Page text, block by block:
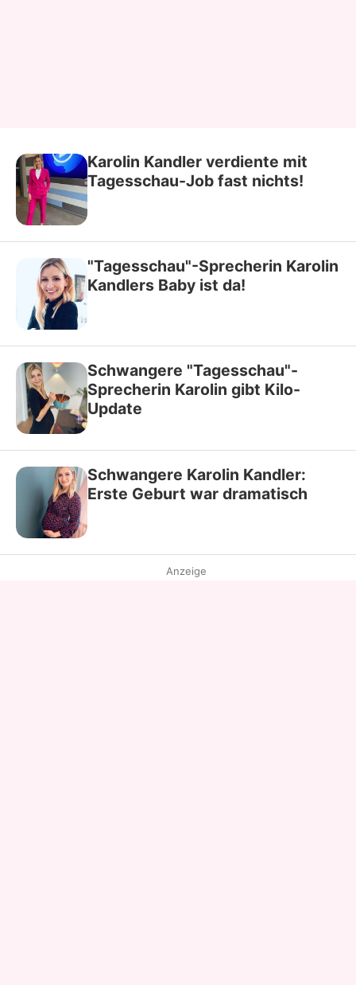
Karolin Kandler verdiente mit
Tagesschau-Job fast nichts!
"Tagesschau"-Sprecherin Karolin
Kandlers Baby ist da!
Schwangere "Tagesschau"-
Sprecherin Karolin gibt Kilo-
Update
Schwangere Karolin Kandler:
Erste Geburt war dramatisch
Anzeige